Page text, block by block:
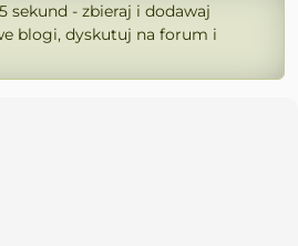
sekund - zbieraj i dodawaj
blogi, dyskutuj na forum i